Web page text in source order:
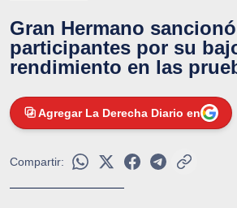
Gran Hermano
participantes por su
rendimiento en las
Agregar La Derecha Diario en
Compartir: